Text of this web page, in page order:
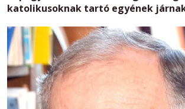
katolikusoknak tartó egyének